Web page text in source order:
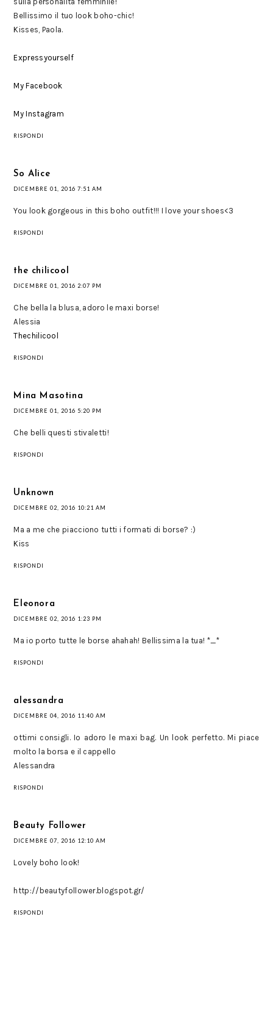
Bellissimo il tuo look boho-chic!
Kisses, Paola.
Expressyourself
My Facebook
My Instagram
RISPONDI
So Alice
DICEMBRE 01, 2016 7:51 AM
You look gorgeous in this boho outfit!!! I love your shoes<3
RISPONDI
the chilicool
DICEMBRE 01, 2016 2:07 PM
Che bella la blusa, adoro le maxi borse!
Alessia
Thechilicool
RISPONDI
Mina Masotina
DICEMBRE 01, 2016 5:20 PM
Che belli questi stivaletti!
RISPONDI
Unknown
DICEMBRE 02, 2016 10:21 AM
Ma a me che piacciono tutti i formati di borse? :)
Kiss
RISPONDI
Eleonora
DICEMBRE 02, 2016 1:23 PM
Ma io porto tutte le borse ahahah! Bellissima la tua! *_*
RISPONDI
alessandra
DICEMBRE 04, 2016 11:40 AM
ottimi consigli. Io adoro le maxi bag. Un look perfetto. Mi piace
molto la borsa e il cappello
Alessandra
RISPONDI
Beauty Follower
DICEMBRE 07, 2016 12:10 AM
Lovely boho look!
http://beautyfollower.blogspot.gr/
RISPONDI